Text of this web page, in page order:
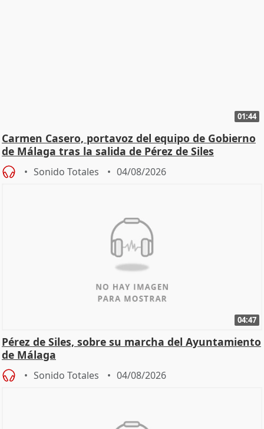
01:44
Carmen Casero, portavoz del equipo de Gobierno
de Málaga tras la salida de Pérez de Siles
Sonido Totales 04/08/2026
04:47
Pérez de Siles, sobre su marcha del Ayuntamiento
de Málaga
Sonido Totales 04/08/2026